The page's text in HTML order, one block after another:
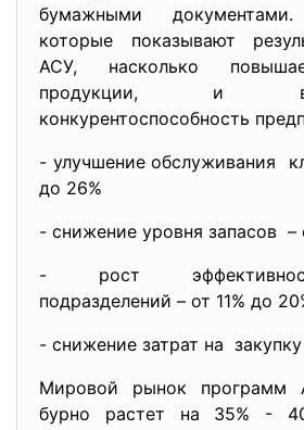
бумажными
которые показывают
АСУ, насколько
продукции, и
конкурентоспособность
- улучшение обслуживания
до 26%
- снижение уровня запасов –
- рост
подразделений – от 11% до
- снижение затрат на закупку
Мировой рынок
бурно растет на 35% -